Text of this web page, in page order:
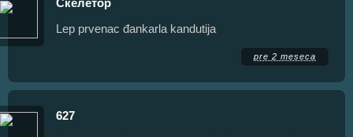
Lep prvenac đankarla kandutija
pre 2 meseca
627